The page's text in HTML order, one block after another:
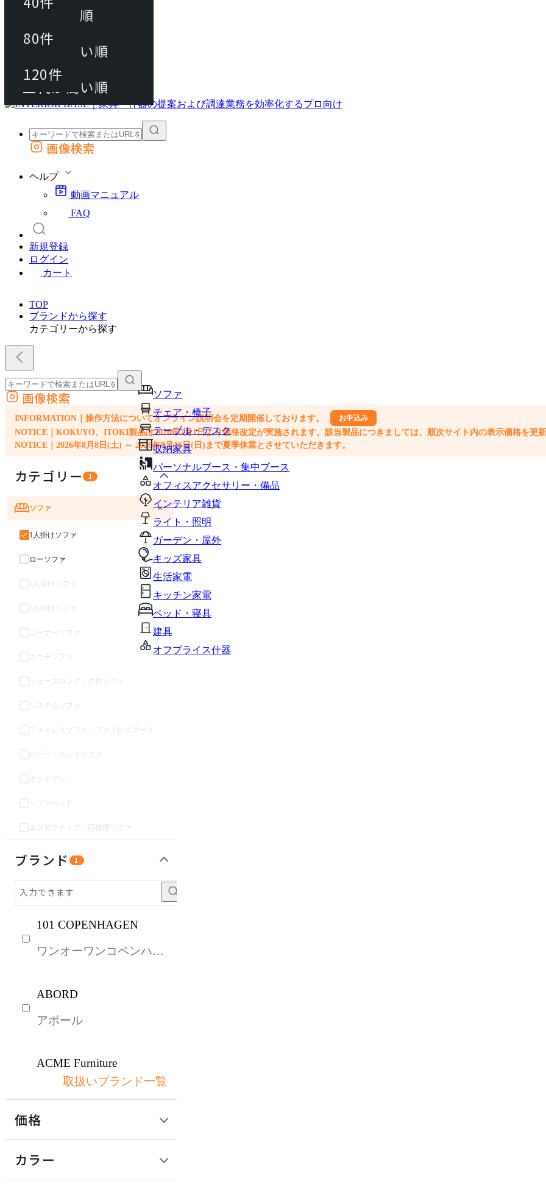
動画マニュアル
FAQ
カート
外部サイトの商品をカートに追加
画像検索
ヘルプ
動画マニュアル
FAQ
新規登録
ログイン
カート
TOP
ブランドから探す
カテゴリーから探す
ソファ
チェア・椅子
テーブル・デスク
収納家具
パーソナルブース・集中ブース
オフィスアクセサリー・備品
インテリア雑貨
ライト・照明
ガーデン・屋外
キッズ家具
生活家電
キッチン家電
ベッド・寝具
建具
オフプライス什器
外部サイトの商品をカートに追加
他のサイトで見つけた商品ページのURLを貼り付けて、カートに追加できます
画像検索
INFORMATION｜操作方法についてオンライン説明会を定期開催しております。 お申込み
NOTICE｜KOKUYO、ITOKI製品は2026年7月1日より価格改定が実施されます。該当製品につきましては、順次サイト内の表示価格を更新
NOTICE｜2026年8月8日(土) ～ 2026年8月16日(日)まで夏季休業とさせていただきます。
カテゴリー 1
ソファ ×
1人掛けソファ
ローソファ
2人掛けソファ
3人掛けソファ
コーナーソファ
カウチソファ
シェーズロング・片肘ソファ
システムソファ
ファミレスソファ・ファミレスブース
ロビー・ベンチソファ
オットマン
ソファベッド
エグゼクティブ・応接用ソファ
ブランド 1
101 COPENHAGEN
ワンオーワンコペンハー
ABORD
アボール
ACME Furniture
アクメファニチャー
アダル
取扱いブランド一覧
価格
カラー
80件
120件
おすすめ順
上代が安い順
上代が高い順
80件
120件